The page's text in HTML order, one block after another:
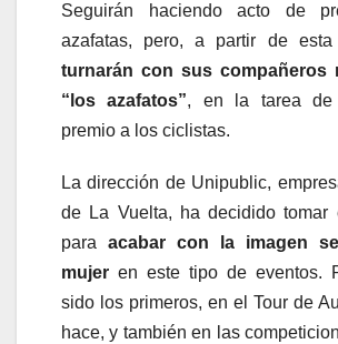
Seguirán haciendo acto de
azafatas, pero, a partir de esta
turnarán con sus compañeros
“los azafatos”, en la tarea de
premio a los ciclistas.
La dirección de Unipublic,
de La Vuelta, ha decidido tomar
para acabar con la imagen
mujer en este tipo de eventos.
sido los primeros, en el Tour de
hace, y también en las